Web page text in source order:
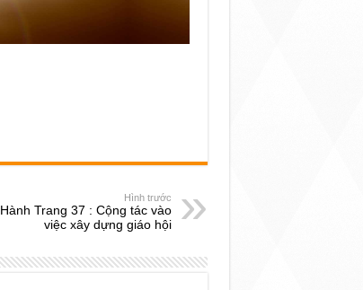
Hình trước
Hành Trang 37 : Cộng tác vào
việc xây dựng giáo hội